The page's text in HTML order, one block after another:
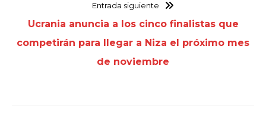
Entrada siguiente
Ucrania anuncia a los cinco finalistas que
competirán para llegar a Niza el próximo mes
de noviembre